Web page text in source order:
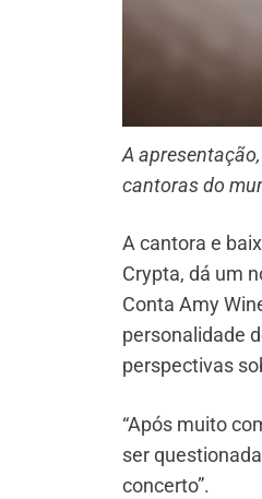
A
cantoras do
A cantora e
Crypta, dá um
Conta Amy
personalidade
perspectivas
“Após muito
ser
concerto”.